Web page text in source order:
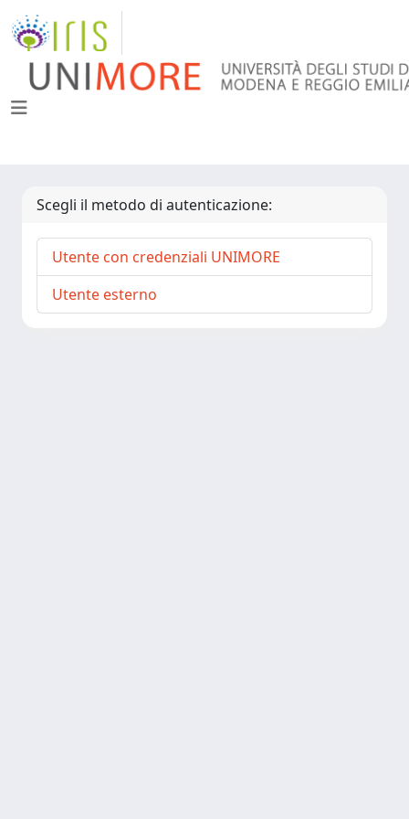
Scegli il metodo di autenticazione:
Utente con credenziali UNIMORE
Utente esterno